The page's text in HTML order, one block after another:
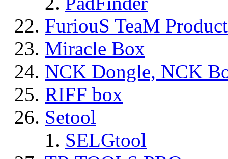
FuriouS TeaM
Miracle Box
NCK Dongle, NCK
RIFF box
Setool
SELGtool